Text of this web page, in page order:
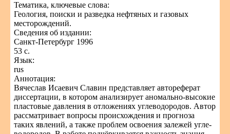
Тематика, ключевые слова:
Геология, поиски и разведка нефтяных и газовых
месторождений.
Сведения об издании:
Санкт-Петербург 1996
53 с.
Язык:
rus
Аннотация:
Вячеслав Исаевич Славин представляет автореферат
диссертации, в котором анализирует аномально-высокие
пластовые давления в отложениях углеводородов. Автор
рассматривает вопросы происхождения и прогноза
таких явлений, а также проблем освоения залежей угле­